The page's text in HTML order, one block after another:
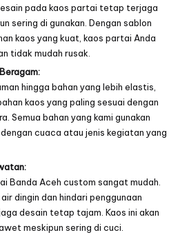
pada kaos partai tetap terjaga
sering di gunakan. Dengan sablon
kaos yang kuat, kaos partai Anda
tidak mudah rusak.
hingga bahan yang lebih elastis,
kaos yang paling sesuai dengan
Semua bahan yang kami gunakan
cuaca atau jenis kegiatan yang
Banda Aceh custom sangat mudah.
dingin dan hindari penggunaan
desain tetap tajam. Kaos ini akan
meskipun sering di cuci.